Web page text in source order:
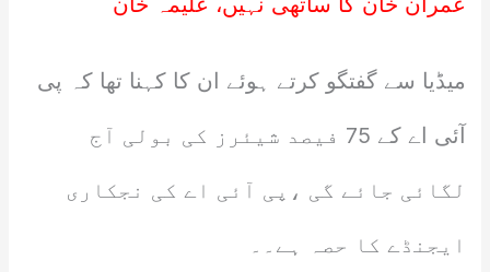
میڈیا سے گفتگو کرتے ہوئے ان کا کہنا تھا کہ پی
آئی اے کے 75 فیصد شیئرز کی بولی آج
لگائی جائے گی ،پی آئی اے کی نجکاری
ایجنڈے کا حصہ ہے۔۔